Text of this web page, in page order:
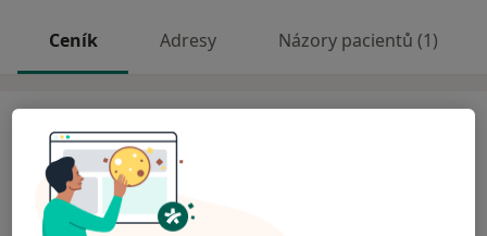
Ceník Adresy Názory pacientů (1)
Ceník
Informace o službách a cenách nejsou k dispozici
Tento specialista ještě nepřidával žádné informace o
svých službách.